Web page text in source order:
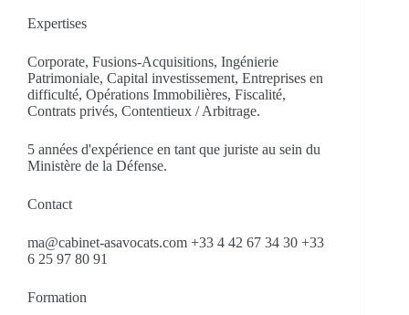
Expertises
Corporate, Fusions-Acquisitions, Ingénierie
Patrimoniale, Capital investissement, Entreprises en
difficulté, Opérations Immobilières, Fiscalité,
Contrats privés, Contentieux / Arbitrage.
5 années d'expérience en tant que juriste au sein du
Ministère de la Défense.
Contact
ma@cabinet-asavocats.com +33 4 42 67 34 30 +33
6 25 97 80 91
Formation